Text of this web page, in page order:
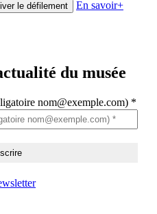
le défilement En savoir+
du musée
nom@exemple.com) *